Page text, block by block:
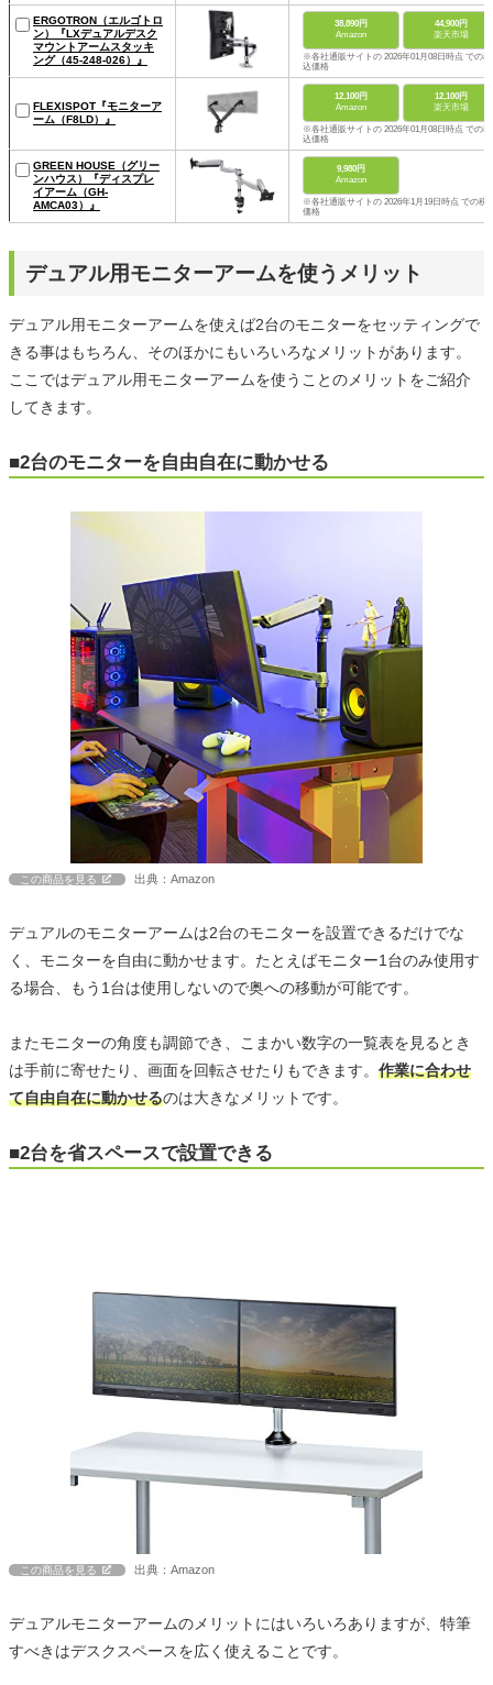
ERGOTRON（エルゴトロ
ン）『LXデュアルデスク
マウントアームスタッキ
ング（45-248-026）』
38,890円
Amazon
44,900円
楽天市場
※各社通販サイトの 2026年01月08日時点 での税
込価格
‎FLEXISPOT『モニターア
ーム（F8LD）』
12,100円
Amazon
12,100円
楽天市場
※各社通販サイトの 2026年01月08日時点 での税
込価格
GREEN HOUSE（グリー
ンハウス）『ディスプレ
イアーム（GH-
AMCA03）』
9,980円
Amazon
※各社通販サイトの 2026年1月19日時点 での税
価格
デュアル用モニターアームを使うメリット
デュアル用モニターアームを使えば2台のモニターをセッティングで
きる事はもちろん、そのほかにもいろいろなメリットがあります。
ここではデュアル用モニターアームを使うことのメリットをご紹介
してきます。
■2台のモニターを自由自在に動かせる
この商品を見る 出典：Amazon
デュアルのモニターアームは2台のモニターを設置できるだけでな
く、モニターを自由に動かせます。たとえばモニター1台のみ使用す
る場合、もう1台は使用しないので奥への移動が可能です。
またモニターの角度も調節でき、こまかい数字の一覧表を見るとき
は手前に寄せたり、画面を回転させたりもできます。 作業に合わせ
て自由自在に動かせるのは大きなメリットです。
■2台を省スペースで設置できる
この商品を見る 出典：Amazon
デュアルモニターアームのメリットにはいろいろありますが、特筆
すべきはデスクスペースを広く使えることです。